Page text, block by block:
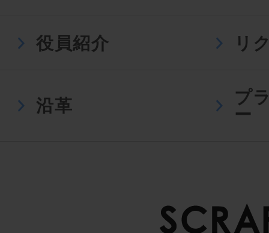
役員紹介 リ
沿革
プ
ー